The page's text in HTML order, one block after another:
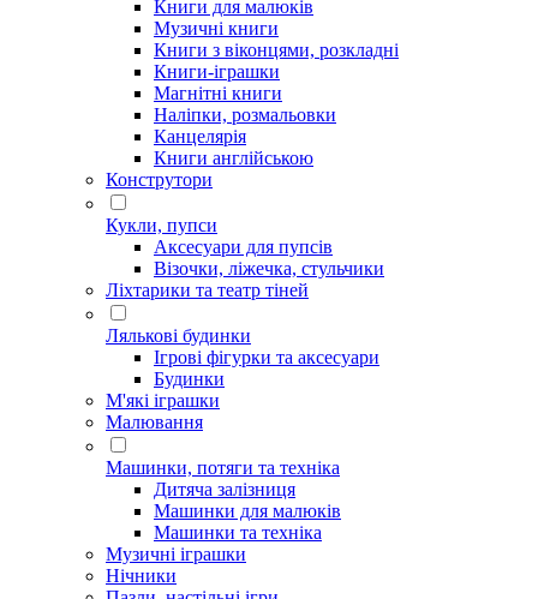
Книги для малюків
Музичні книги
Книги з віконцями, розкладні
Книги-іграшки
Магнітні книги
Наліпки, розмальовки
Канцелярія
Книги англійською
Конструтори
Кукли, пупси
Аксесуари для пупсів
Візочки, ліжечка, стульчики
Ліхтарики та театр тіней
Лялькові будинки
Ігрові фігурки та аксесуари
Будинки
М'які іграшки
Малювання
Машинки, потяги та техніка
Дитяча залізниця
Машинки для малюків
Машинки та техніка
Музичні іграшки
Нічники